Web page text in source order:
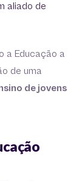
aliado de
a Educação a
de uma
de jovens